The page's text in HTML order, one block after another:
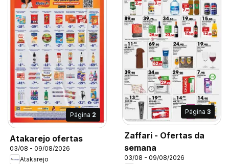
Página 2
Atakarejo ofertas
03/08 - 09/08/2026
Atakarejo
Página 3
Zaffari - Ofertas da
semana
03/08 - 09/08/2026